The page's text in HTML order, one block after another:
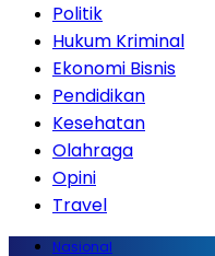
Politik
Hukum Kriminal
Ekonomi Bisnis
Pendidikan
Kesehatan
Olahraga
Opini
Travel
Nasional